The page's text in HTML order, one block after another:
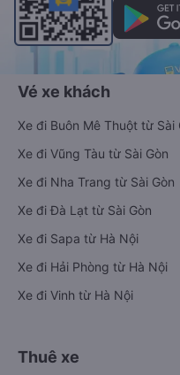
Vé xe khách
Xe đi Buôn Mê Thuột từ Sài
Xe đi Vũng Tàu từ Sài Gòn
Xe đi Nha Trang từ Sài Gòn
Xe đi Đà Lạt từ Sài Gòn
Xe đi Sapa từ Hà Nội
Xe đi Hải Phòng từ Hà Nội
Xe đi Vinh từ Hà Nội
Thuê xe